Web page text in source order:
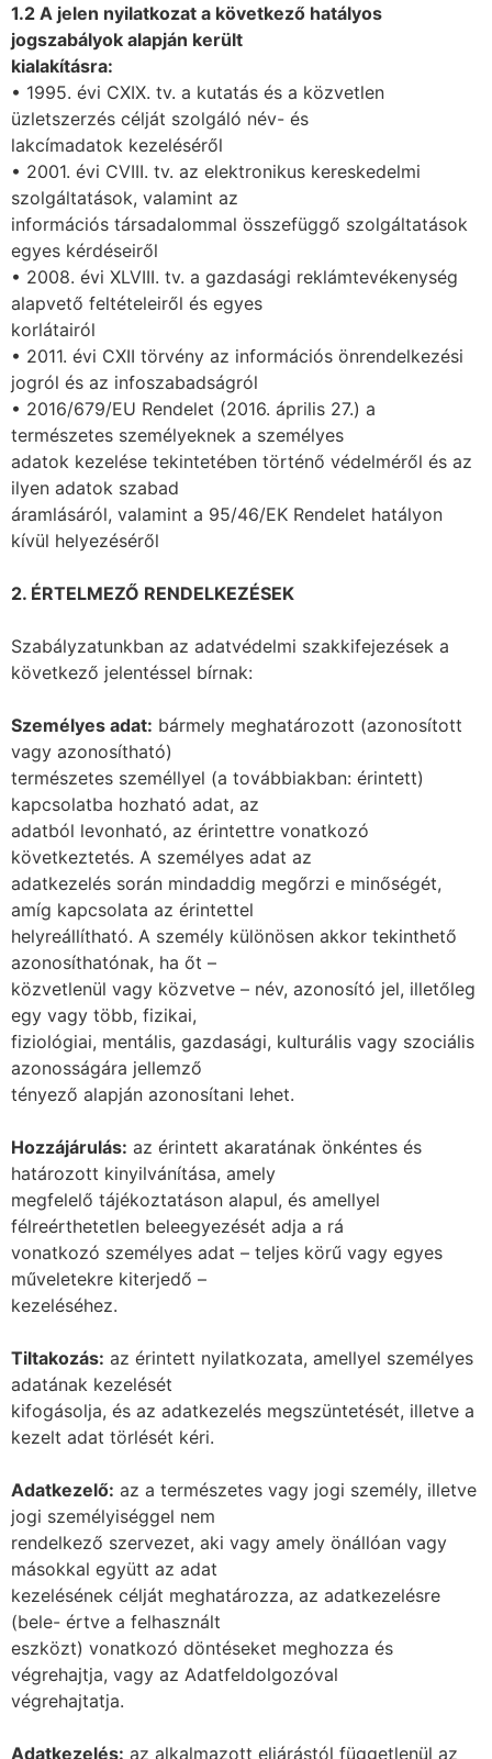
1.2 A jelen nyilatkozat a következő hatályos
jogszabályok alapján került
kialakításra:
• 1995. évi CXIX. tv. a kutatás és a közvetlen
üzletszerzés célját szolgáló név- és
lakcímadatok kezeléséről
• 2001. évi CVIII. tv. az elektronikus kereskedelmi
szolgáltatások, valamint az
információs társadalommal összefüggő szolgáltatások
egyes kérdéseiről
• 2008. évi XLVIII. tv. a gazdasági reklámtevékenység
alapvető feltételeiről és egyes
korlátairól
• 2011. évi CXII törvény az információs önrendelkezési
jogról és az infoszabadságról
• 2016/679/EU Rendelet (2016. április 27.) a
természetes személyeknek a személyes
adatok kezelése tekintetében történő védelméről és az
ilyen adatok szabad
áramlásáról, valamint a 95/46/EK Rendelet hatályon
kívül helyezéséről
2. ÉRTELMEZŐ RENDELKEZÉSEK
Szabályzatunkban az adatvédelmi szakkifejezések a
következő jelentéssel bírnak:
Személyes adat: bármely meghatározott (azonosított
vagy azonosítható)
természetes személlyel (a továbbiakban: érintett)
kapcsolatba hozható adat, az
adatból levonható, az érintettre vonatkozó
következtetés. A személyes adat az
adatkezelés során mindaddig megőrzi e minőségét,
amíg kapcsolata az érintettel
helyreállítható. A személy különösen akkor tekinthető
azonosíthatónak, ha őt –
közvetlenül vagy közvetve – név, azonosító jel, illetőleg
egy vagy több, fizikai,
fiziológiai, mentális, gazdasági, kulturális vagy szociális
azonosságára jellemző
tényező alapján azonosítani lehet.
Hozzájárulás: az érintett akaratának önkéntes és
határozott kinyilvánítása, amely
megfelelő tájékoztatáson alapul, és amellyel
félreérthetetlen beleegyezését adja a rá
vonatkozó személyes adat – teljes körű vagy egyes
műveletekre kiterjedő –
kezeléséhez.
Tiltakozás: az érintett nyilatkozata, amellyel személyes
adatának kezelését
kifogásolja, és az adatkezelés megszüntetését, illetve a
kezelt adat törlését kéri.
Adatkezelő: az a természetes vagy jogi személy, illetve
jogi személyiséggel nem
rendelkező szervezet, aki vagy amely önállóan vagy
másokkal együtt az adat
kezelésének célját meghatározza, az adatkezelésre
(bele- értve a felhasznált
eszközt) vonatkozó döntéseket meghozza és
végrehajtja, vagy az Adatfeldolgozóval
végrehajtatja.
Adatkezelés: az alkalmazott eljárástól függetlenül az